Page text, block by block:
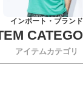
インポート・ブランド
アイテムカテゴリ